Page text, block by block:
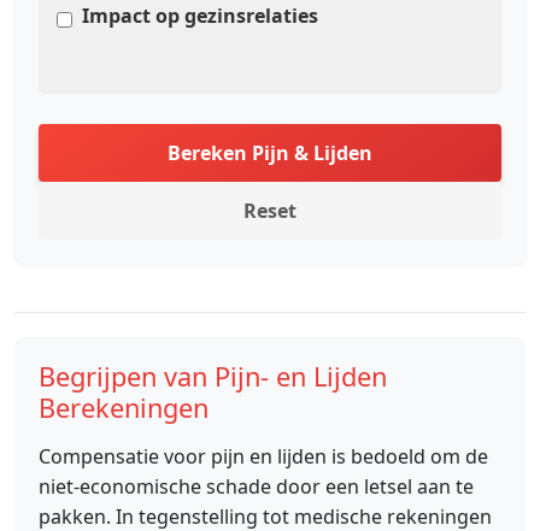
Impact op gezinsrelaties
Bereken Pijn & Lijden
Reset
Begrijpen van Pijn- en Lijden
Berekeningen
Compensatie voor pijn en lijden is bedoeld om de
niet-economische schade door een letsel aan te
pakken. In tegenstelling tot medische rekeningen